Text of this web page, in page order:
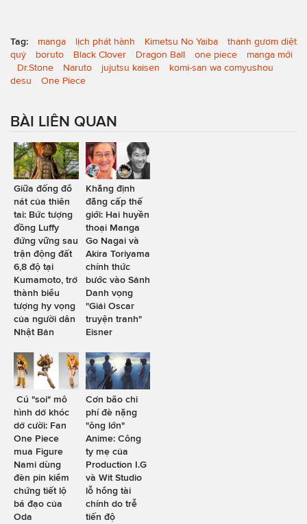
Tag: manga lịch phát hành Kimetsu No Yaiba
thanh gươm diệt
quỷ
boruto Black Clover Dragon Ball one piece
manga mới
Dr.Stone
Naruto jujutsu kaisen
komi-san wa comyushou
desu
One Piece
BÀI LIÊN QUAN
Giữa đống đổ
nát của thiên
tai: Bức tượng
đồng Luffy
đứng vững sau
trận động đất
6,8 độ tại
Kumamoto, trở
thành biểu
tượng hy vọng
của người dân
Nhật Bản
Khẳng định
đẳng cấp thế
giới: Hai huyền
thoại Manga
Go Nagai và
Akira Toriyama
chính thức
bước vào Sảnh
Danh vọng
"Giải Oscar
truyện tranh"
Eisner
Cú "soi" mô
hình dở khóc
dở cười: Fan
One Piece
mua Figure
Nami dùng
đèn pin kiểm
chứng tiết lộ
bá đạo của
Oda
Cơn bão chi
phí đè nặng
"ông lớn"
Anime: Công
ty mẹ của
Production I.G
và Wit Studio
lỗ hổng tài
chính do trễ
tiến độ